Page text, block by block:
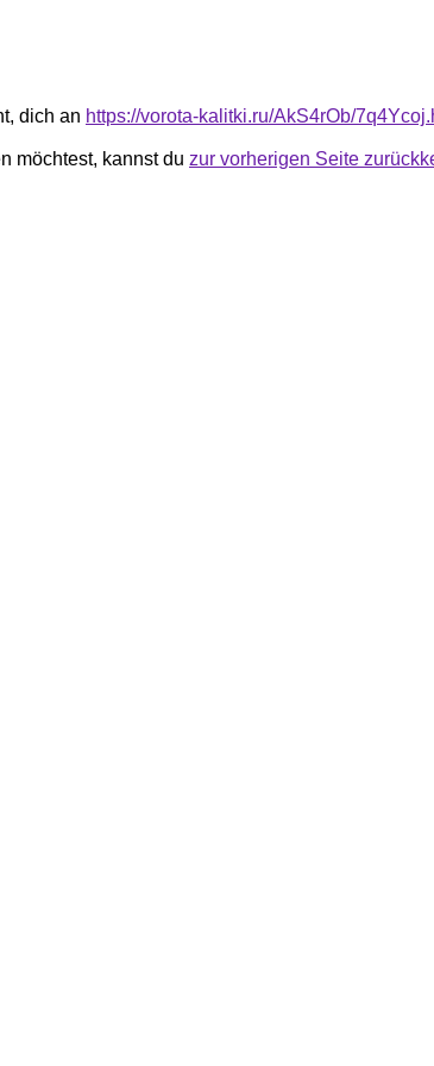
dich an https://vorota-kalitki.ru/AkS4rOb/
möchtest, kannst du zur vorherigen Seite